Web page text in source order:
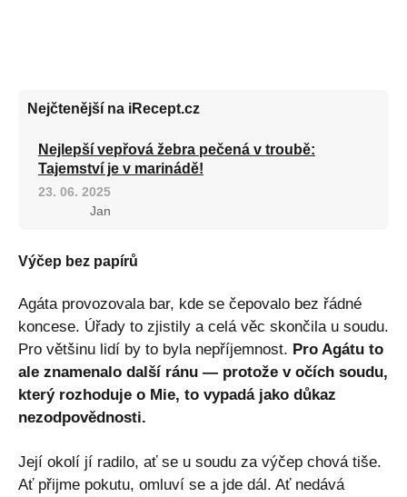
Nejčtenější na iRecept.cz
Nejlepší vepřová žebra pečená v troubě:
Tajemství je v marinádě!
23. 06. 2025
Jan
Výčep bez papírů
Agáta provozovala bar, kde se čepovalo bez řádné
koncese. Úřady to zjistily a celá věc skončila u soudu.
Pro většinu lidí by to byla nepříjemnost. Pro Agátu to
ale znamenalo další ránu — protože v očích soudu,
který rozhoduje o Mie, to vypadá jako důkaz
nezodpovědnosti.
Její okolí jí radilo, ať se u soudu za výčep chová tiše.
Ať přijme pokutu, omluví se a jde dál. Ať nedává